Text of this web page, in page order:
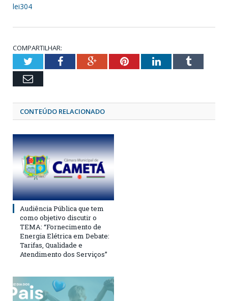
lei304
COMPARTILHAR:
TwitterFacebookGoogle+PinterestLinkedInTumblr
Email
CONTEÚDO RELACIONADO
Audiência Pública que tem
como objetivo discutir o
TEMA: “Fornecimento de
Energia Elétrica em Debate:
Tarifas, Qualidade e
Atendimento dos Serviços”